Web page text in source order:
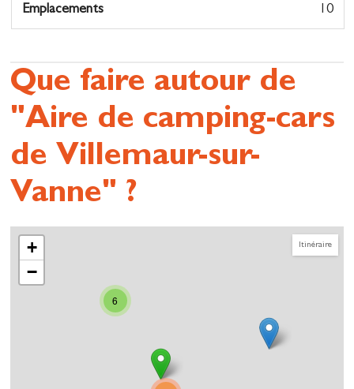
Emplacements 10
Que faire autour de
"Aire de camping-cars
de Villemaur-sur-
Vanne" ?
Itinéraire
6
+
−